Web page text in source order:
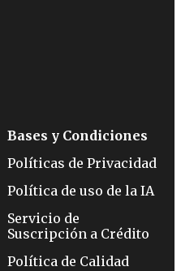
Bases y Condiciones
Políticas de Privacidad
Política de uso de la IA
Servicio de
Suscripción a Crédito
Política de Calidad